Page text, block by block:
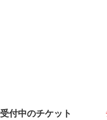
受付中のチケット